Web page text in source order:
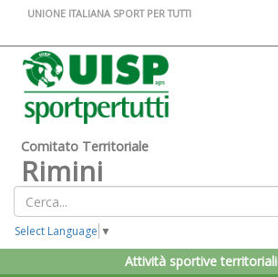
UNIONE ITALIANA SPORT PER TUTTI
Comitato Territoriale
Rimini
Select Language ▼
Attività sportive territoriali